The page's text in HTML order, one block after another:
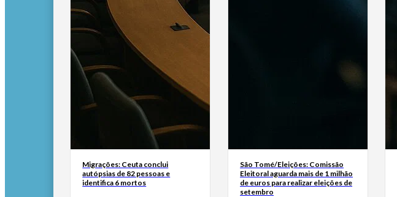
Migrações: Ceuta conclui
autópsias de 82 pessoas e
identifica 6 mortos
São Tomé/Eleições: Comissão
Eleitoral aguarda mais de 1 milhão
de euros para realizar eleições de
setembro